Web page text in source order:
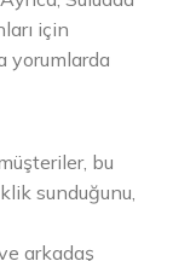
için
yorumlarda
bu
sunduğunu,
arkadaş